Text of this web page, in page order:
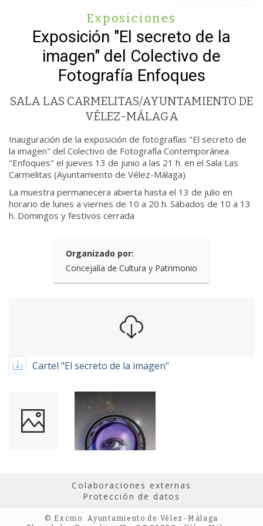
Exposiciones
Exposición "El secreto de la
imagen" del Colectivo de
Fotografía Enfoques
SALA LAS CARMELITAS/AYUNTAMIENTO DE
VÉLEZ-MÁLAGA
Inauguración de la exposición de fotografías "El secreto de
la imagen" del Colectivo de Fotografía Contemporánea
"Enfoques" el jueves 13 de junio a las 21 h. en el Sala Las
Carmelitas (Ayuntamiento de Vélez-Málaga)
La muestra permanecera abierta hasta el 13 de julio en
horario de lunes a viernes de 10 a 20 h. Sábados de 10 a 13
h. Domingos y festivos cerrada
Organizado por:
Concejalía de Cultura y Patrimonio
Cartel "El secreto de la imagen"
Colaboraciones externas
Protección de datos
© Excmo. Ayuntamiento de Vélez-Málaga